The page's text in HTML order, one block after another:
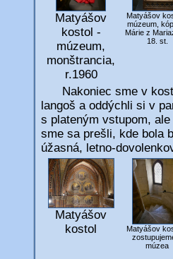
Matyášov
kostol -
múzeum,
monštrancia,
r.1960
Matyášov
múzeum,
Márie z
18. st.
Nakoniec sme v
langoš a oddýchli si v
s plateným vstupom,
sme sa prešli, kde bola
úžasná, letno-
Matyášov
kostol
Matyášov
múzea